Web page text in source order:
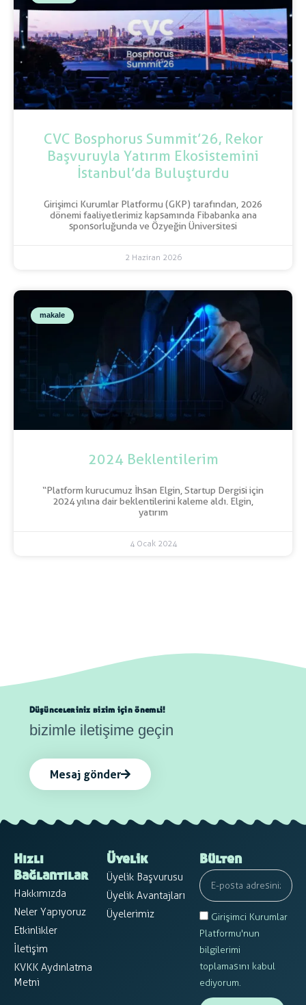
CVC Bosphorus Summit’26, Rekor
Başvuruyla Yatırım Ekosistemini
İstanbul’da Buluşturdu
Girişimci Kurumlar Platformu (GKP) tarafından, 2026
dönemi faaliyetlerimiz kapsamında Fibabanka ana
sponsorluğunda ve Özyeğin Üniversitesi
2 Haziran 2026
makale
2024 Beklentilerim
“Platform kurucumuz İhsan Elgin, Startup Dergisi için
2024 yılına dair beklentilerini kaleme aldı. Elgin,
yatırım
4 Ocak 2024
Düşünceleriniz bizim için önemli!
bizimle iletişime geçin
Mesaj gönder
Hızlı
Bağlantılar
Hakkımızda
Neler Yapıyoruz
Etkinlikler
İletişim
KVKK Aydınlatma
Metni
Üyelik
Üyelik Başvurusu
Üyelik Avantajları
Üyelerimiz
Bülten
Girişimci Kurumlar
Platformu'nun
bilgilerimi
toplamasını kabul
ediyorum.